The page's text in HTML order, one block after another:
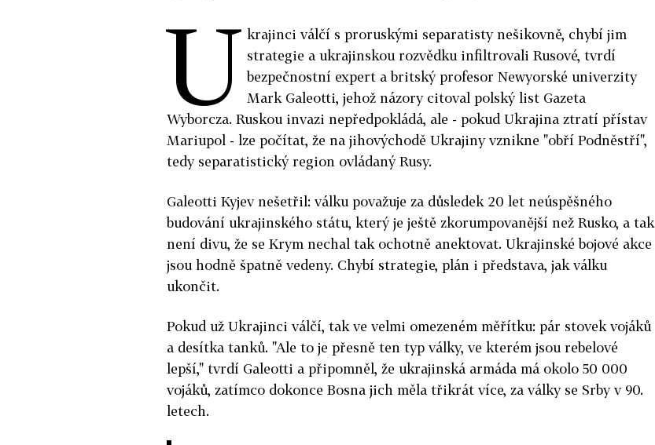
U krajinci válčí s proruskými separatisty nešikovně, chybí jim
strategie a ukrajinskou rozvědku infiltrovali Rusové, tvrdí
bezpečnostní expert a britský profesor Newyorské univerzity
Mark Galeotti, jehož názory citoval polský list Gazeta
Wyborcza. Ruskou invazi nepředpokládá, ale - pokud Ukrajina ztratí přístav
Mariupol - lze počítat, že na jihovýchodě Ukrajiny vznikne "obří Podněstří",
tedy separatistický region ovládaný Rusy.
Galeotti Kyjev nešetřil: válku považuje za důsledek 20 let neúspěšného
budování ukrajinského státu, který je ještě zkorumpovanější než Rusko, a tak
není divu, že se Krym nechal tak ochotně anektovat. Ukrajinské bojové akce
jsou hodně špatně vedeny. Chybí strategie, plán i představa, jak válku
ukončit.
Pokud už Ukrajinci válčí, tak ve velmi omezeném měřítku: pár stovek vojáků
a desítka tanků. "Ale to je přesně ten typ války, ve kterém jsou rebelové
lepší," tvrdí Galeotti a připomněl, že ukrajinská armáda má okolo 50 000
vojáků, zatímco dokonce Bosna jich měla třikrát více, za války se Srby v 90.
letech.